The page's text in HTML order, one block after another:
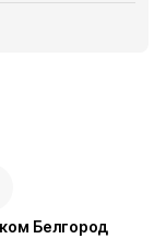
Белгород